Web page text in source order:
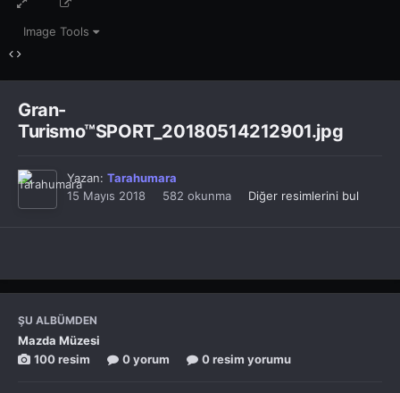
Image Tools
Gran-
Turismo™SPORT_20180514212901.jpg
Yazan: Tarahumara
15 Mayıs 2018
582 okunma Diğer resimlerini bul
ŞU ALBÜMDEN
Mazda Müzesi
100 resim
0 yorum 0 resim yorumu